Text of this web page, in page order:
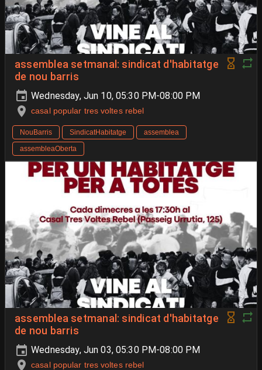
assemblea setmanal: sindicat d'habitatge
de nou barris
Wednesday, Jun 10, 05:30 PM-08:00 PM
casal popular tres voltes rebel
NouBarris SindicatHabitatge
assemblea
assembleaOberta
assemblea setmanal: sindicat d'habitatge
de nou barris
Wednesday, Jun 03, 05:30 PM-08:00 PM
casal popular tres voltes rebel